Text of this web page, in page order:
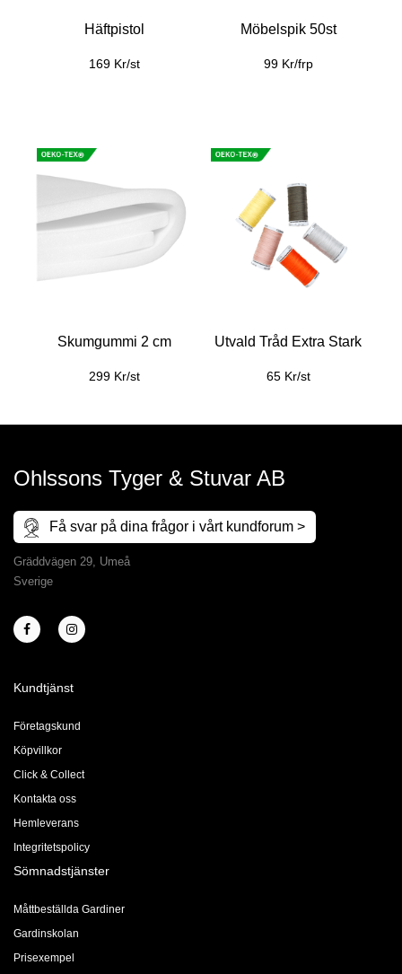
Häftpistol
169 Kr/st
Möbelspik 50st
99 Kr/frp
Skumgummi 2 cm
299 Kr/st
Utvald Tråd Extra Stark
65 Kr/st
Ohlssons Tyger & Stuvar AB
Få svar på dina frågor i vårt kundforum >
Gräddvägen 29, Umeå
Sverige
Kundtjänst
Företagskund
Köpvillkor
Click & Collect
Kontakta oss
Hemleverans
Integritetspolicy
Sömnadstjänster
Måttbeställda Gardiner
Gardinskolan
Prisexempel